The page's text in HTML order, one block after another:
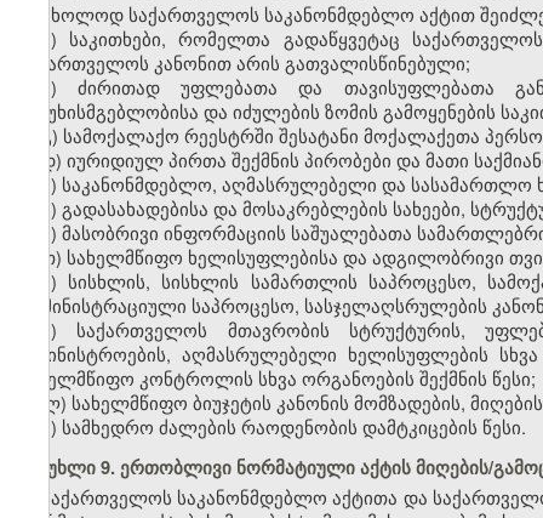
მხოლოდ საქართველოს საკანონმდებლო აქტით
ა) საკითხები, რომელთა გადაწყვეტაც
საქართველოს კანონით არის გათვალისწინებული;
ბ) ძირითად უფლებათა და თავისუფლებათა
პასუხისმგებლობისა და იძულების ზომის გამოყენების
გ) სამოქალაქო რეესტრში შესატანი მოქალაქეთა
დ) იურიდიულ პირთა შექმნის პირობები და მათი
ე) საკანონმდებლო, აღმასრულებელი და სასამართლო
ვ) გადასახადებისა და მოსაკრებლების სახეები,
ზ) მასობრივი ინფორმაციის საშუალებათა
თ) სახელმწიფო ხელისუფლებისა და ადგილობრივი
ი) სისხლის, სისხლის სამართლის საპროცესო,
ადმინისტრაციული საპროცესო, სასჯელაღსრულების
კ) საქართველოს მთავრობის სტრუქტურის,
სამინისტროების, აღმასრულებელი ხელისუფლების
სახელმწიფო კონტროლის სხვა ორგანოების შექმნის წესი;
ლ) სახელმწიფო ბიუჯეტის კანონის მომზადების,
მ) სამხედრო ძალების რაოდენობის დამტკიცების წესი.
მუხლი 9. ერთობლივი ნორმატიული აქტის მიღების/
საქართველოს საკანონმდებლო აქტითა და